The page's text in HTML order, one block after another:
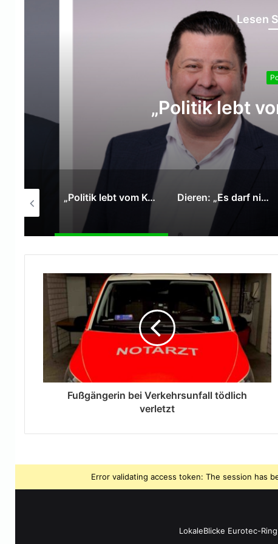
Lesen
Dieren: „Es darf
abhängen, ob
machen
Dieren: „Es darf nicht vom Glück beim Chef abhängen, ob Beschäftigte pünktlich Feierabend machen können.“ Bundesregierung: Roadmaps der Hightech Agenda Deutschland starten in die Umsetzung mit Wirtschaft, Wissenschaft und Ländern
Fußgängerin bei Verkehrsunfall tödlich
verletzt
Error validating access token: The session has
LokaleBlicke Eurotec-